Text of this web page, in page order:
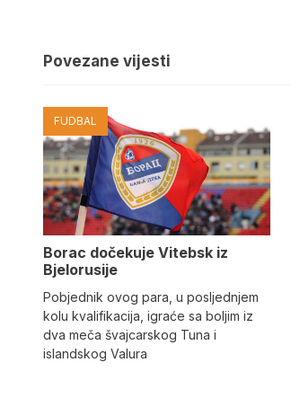
Povezane vijesti
FUDBAL
Borac dočekuje Vitebsk iz
Bjelorusije
Pobjednik ovog para, u posljednjem
kolu kvalifikacija, igraće sa boljim iz
dva meča švajcarskog Tuna i
islandskog Valura